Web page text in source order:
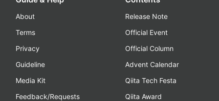
About
Terms
Privacy
Guideline
Media Kit
Feedback/Requests
Release Note
Official Event
Official Column
Advent Calendar
Qiita Tech Festa
Qiita Award